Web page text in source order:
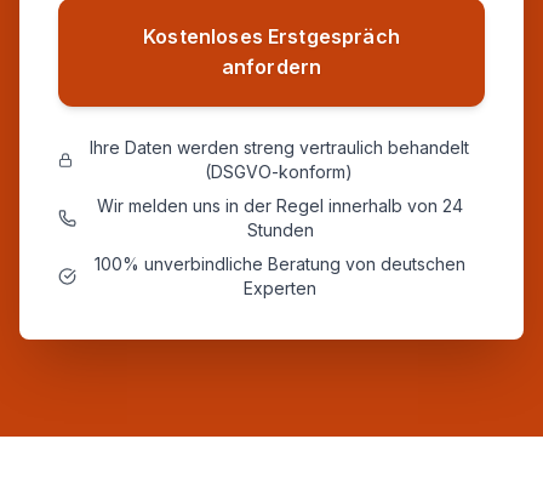
Kostenloses Erstgespräch
anfordern
Ihre Daten werden streng vertraulich behandelt
(DSGVO-konform)
Wir melden uns in der Regel innerhalb von 24
Stunden
100% unverbindliche Beratung von deutschen
Experten